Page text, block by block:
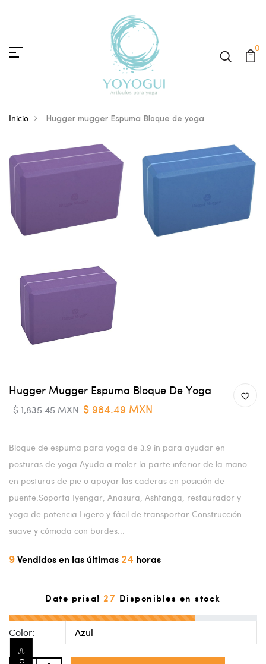
0
Inicio Hugger mugger Espuma Bloque de yoga
Hugger Mugger Espuma Bloque De Yoga
$ 1,835.45 MXN $ 984.49 MXN
Bloque de espuma para yoga de 3.9 in para ayudar en
posturas de yoga.Ayuda a moler la parte inferior de la mano
en posturas de pie o apoyar las caderas en posición de
puente.Soporta Iyengar, Anasura, Ashtanga, restaurador y
yoga de potencia.Ligero y fácil de transportar.Construcción
suave y cómoda con bordes...
9Vendidos en las últimas 24 horas
Date prisa! 27 Disponibles en stock
Color: